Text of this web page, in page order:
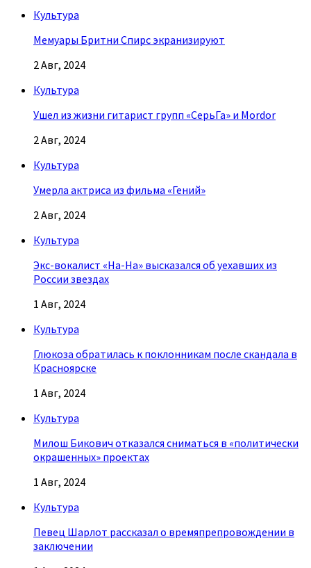
Культура
Мемуары Бритни Спирс экранизируют
2 Авг, 2024
Культура
Ушел из жизни гитарист групп «СерьГа» и Mordor
2 Авг, 2024
Культура
Умерла актриса из фильма «Гений»
2 Авг, 2024
Культура
Экс-вокалист «На-На» высказался об уехавших из
России звездах
1 Авг, 2024
Культура
Глюкоза обратилась к поклонникам после скандала в
Красноярске
1 Авг, 2024
Культура
Милош Бикович отказался сниматься в «политически
окрашенных» проектах
1 Авг, 2024
Культура
Певец Шарлот рассказал о времяпрепровождении в
заключении